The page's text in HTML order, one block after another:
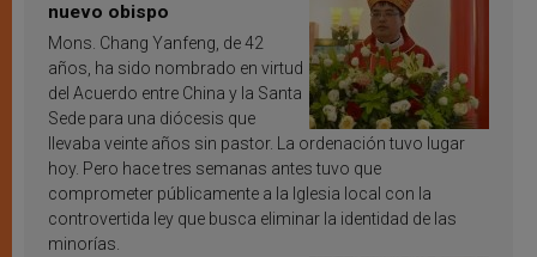
nuevo obispo
Mons. Chang Yanfeng, de 42
años, ha sido nombrado en virtud
del Acuerdo entre China y la Santa
Sede para una diócesis que
llevaba veinte años sin pastor. La ordenación tuvo lugar
hoy. Pero hace tres semanas antes tuvo que
comprometer públicamente a la Iglesia local con la
controvertida ley que busca eliminar la identidad de las
minorías.